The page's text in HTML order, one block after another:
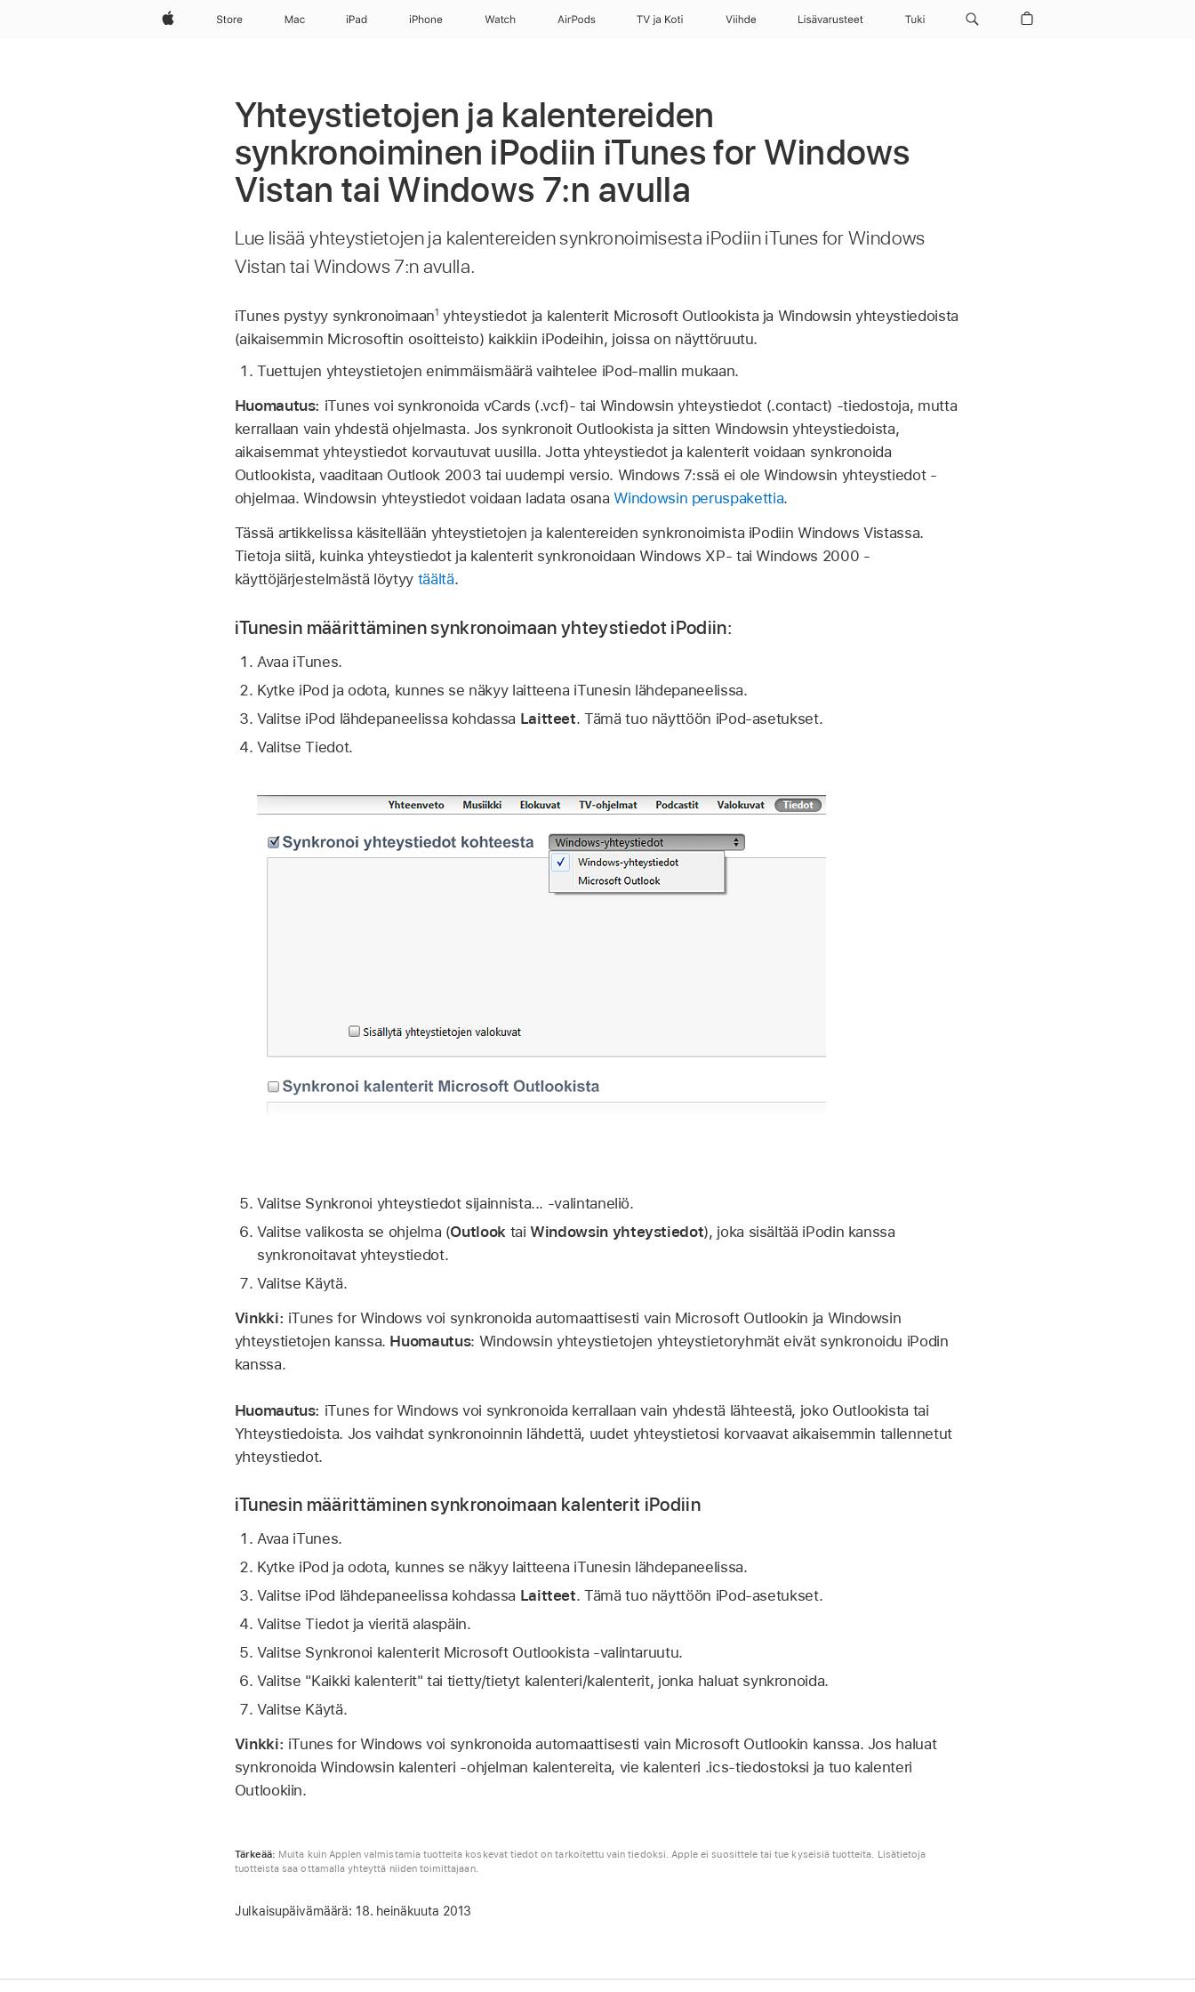
Apple Store Mac iPad iPhone Watch AirPods TV ja Koti Viihde Lisävarusteet Tuki
Yhteystietojen ja kalentereiden
synkronoiminen iPodiin iTunes for Windows
Vistan tai Windows 7:n avulla
Lue lisää yhteystietojen ja kalentereiden synkronoimisesta iPodiin iTunes for Windows
Vistan tai Windows 7:n avulla.
iTunes pystyy synkronoimaan1 yhteystiedot ja kalenterit Microsoft Outlookista ja Windowsin yhteystiedoista
(aikaisemmin Microsoftin osoitteisto) kaikkiin iPodeihin, joissa on näyttöruutu.
Tuettujen yhteystietojen enimmäismäärä vaihtelee iPod-mallin mukaan.
Huomautus: iTunes voi synkronoida vCards (.vcf)- tai Windowsin yhteystiedot (.contact) -tiedostoja, mutta
kerrallaan vain yhdestä ohjelmasta. Jos synkronoit Outlookista ja sitten Windowsin yhteystiedoista,
aikaisemmat yhteystiedot korvautuvat uusilla. Jotta yhteystiedot ja kalenterit voidaan synkronoida
Outlookista, vaaditaan Outlook 2003 tai uudempi versio. Windows 7:ssä ei ole Windowsin yhteystiedot -
ohjelmaa. Windowsin yhteystiedot voidaan ladata osanaWindowsin peruspakettia.
Tässä artikkelissa käsitellään yhteystietojen ja kalentereiden synkronoimista iPodiin Windows Vistassa.
Tietoja siitä, kuinka yhteystiedot ja kalenterit synkronoidaan Windows XP- tai Windows 2000 -
käyttöjärjestelmästä löytyy täältä.
iTunesin määrittäminen synkronoimaan yhteystiedot iPodiin:
Avaa iTunes.
Kytke iPod ja odota, kunnes se näkyy laitteena iTunesin lähdepaneelissa.
Valitse iPod lähdepaneelissa kohdassa Laitteet. Tämä tuo näyttöön iPod-asetukset.
Valitse Tiedot.
Valitse Synkronoi yhteystiedot sijainnista... -valintaneliö.
Valitse valikosta se ohjelma (Outlook taiWindowsin yhteystiedot), joka sisältää iPodin kanssa
synkronoitavat yhteystiedot.
Valitse Käytä.
Vinkki: iTunes for Windows voi synkronoida automaattisesti vain Microsoft Outlookin ja Windowsin
yhteystietojen kanssa. Huomautus: Windowsin yhteystietojen yhteystietoryhmät eivät synkronoidu iPodin
kanssa.
Huomautus: iTunes for Windows voi synkronoida kerrallaan vain yhdestä lähteestä, joko Outlookista tai
Yhteystiedoista. Jos vaihdat synkronoinnin lähdettä, uudet yhteystietosi korvaavat aikaisemmin tallennetut
yhteystiedot.
iTunesin määrittäminen synkronoimaan kalenterit iPodiin
Avaa iTunes.
Kytke iPod ja odota, kunnes se näkyy laitteena iTunesin lähdepaneelissa.
Valitse iPod lähdepaneelissa kohdassa Laitteet. Tämä tuo näyttöön iPod-asetukset.
Valitse Tiedot ja vieritä alaspäin.
Valitse Synkronoi kalenterit Microsoft Outlookista -valintaruutu.
Valitse "Kaikki kalenterit" tai tietty/tietyt kalenteri/kalenterit, jonka haluat synkronoida.
Valitse Käytä.
Vinkki: iTunes for Windows voi synkronoida automaattisesti vain Microsoft Outlookin kanssa. Jos haluat
synkronoida Windowsin kalenteri -ohjelman kalentereita, vie kalenteri .ics-tiedostoksi ja tuo kalenteri
Outlookiin.
Tärkeää: Muita kuin Applen valmistamia tuotteita koskevat tiedot on tarkoitettu vain tiedoksi. Apple ei suosittele tai tue kyseisiä tuotteita. Lisätietoja
tuotteista saa ottamalla yhteyttä niiden toimittajaan.
Julkaisupäivämäärä: 18. heinäkuuta 2013